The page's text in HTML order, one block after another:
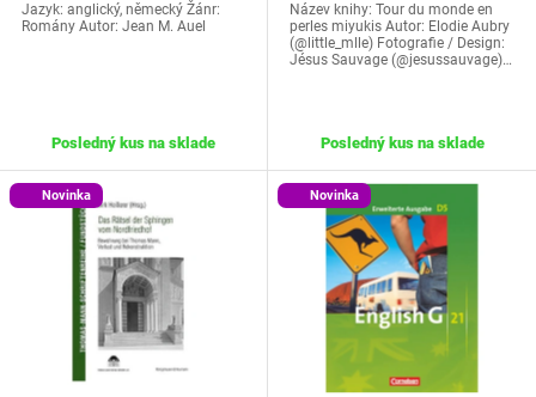
Jazyk: anglický, německý Žánr:
Romány Autor: Jean M. Auel
Posledný kus na sklade
Název knihy: Tour du monde en
perles miyukis Autor: Elodie Aubry
(@little_mlle) Fotografie / Design:
Jésus Sauvage (@jesussauvage)…
Posledný kus na sklade
Novinka Novinka